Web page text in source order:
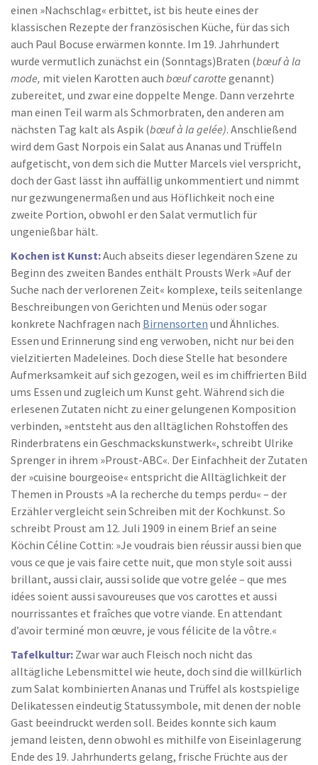
einen »Nachschlag« erbittet, ist bis heute eines der
klassischen Rezepte der französischen Küche, für das sich
auch Paul Bocuse erwärmen konnte. Im 19. Jahrhundert
wurde vermutlich zunächst ein (Sonntags)Braten (bœuf à la
mode, mit vielen Karotten auch bœuf carotte genannt)
zubereitet, und zwar eine doppelte Menge. Dann verzehrte
man einen Teil warm als Schmorbraten, den anderen am
nächsten Tag kalt als Aspik (bœuf à la gelée). Anschließend
wird dem Gast Norpois ein Salat aus Ananas und Trüffeln
aufgetischt, von dem sich die Mutter Marcels viel verspricht,
doch der Gast lässt ihn auffällig unkommentiert und nimmt
nur gezwungenermaßen und aus Höflichkeit noch eine
zweite Portion, obwohl er den Salat vermutlich für
ungenießbar hält.
Kochen ist Kunst:Auch abseits dieser legendären Szene zu
Beginn des zweiten Bandes enthält Prousts Werk »Auf der
Suche nach der verlorenen Zeit« komplexe, teils seitenlange
Beschreibungen von Gerichten und Menüs oder sogar
konkrete Nachfragen nach Birnensorten und Ähnliches.
Essen und Erinnerung sind eng verwoben, nicht nur bei den
vielzitierten Madeleines. Doch diese Stelle hat besondere
Aufmerksamkeit auf sich gezogen, weil es im chiffrierten Bild
ums Essen und zugleich um Kunst geht. Während sich die
erlesenen Zutaten nicht zu einer gelungenen Komposition
verbinden, »entsteht aus den alltäglichen Rohstoffen des
Rinderbratens ein Geschmackskunstwerk«, schreibt Ulrike
Sprenger in ihrem »Proust-ABC«. Der Einfachheit der Zutaten
der »cuisine bourgeoise« entspricht die Alltäglichkeit der
Themen in Prousts »A la recherche du temps perdu« – der
Erzähler vergleicht sein Schreiben mit der Kochkunst. So
schreibt Proust am 12. Juli 1909 in einem Brief an seine
Köchin Céline Cottin: »Je voudrais bien réussir aussi bien que
vous ce que je vais faire cette nuit, que mon style soit aussi
brillant, aussi clair, aussi solide que votre gelée – que mes
idées soient aussi savoureuses que vos carottes et aussi
nourrissantes et fraîches que votre viande. En attendant
d’avoir terminé mon œuvre, je vous félicite de la vôtre.«
Tafelkultur: Zwar war auch Fleisch noch nicht das
alltägliche Lebensmittel wie heute, doch sind die willkürlich
zum Salat kombinierten Ananas und Trüffel als kostspielige
Delikatessen eindeutig Statussymbole, mit denen der noble
Gast beeindruckt werden soll. Beides konnte sich kaum
jemand leisten, denn obwohl es mithilfe von Eiseinlagerung
Ende des 19. Jahrhunderts gelang, frische Früchte aus der